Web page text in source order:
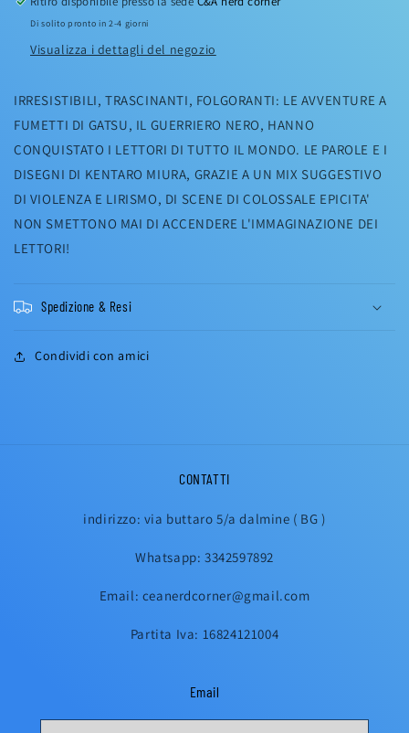
Di solito pronto in 2-4 giorni
Visualizza i dettagli del negozio
IRRESISTIBILI, TRASCINANTI, FOLGORANTI: LE AVVENTURE A
FUMETTI DI GATSU, IL GUERRIERO NERO, HANNO
CONQUISTATO I LETTORI DI TUTTO IL MONDO. LE PAROLE E I
DISEGNI DI KENTARO MIURA, GRAZIE A UN MIX SUGGESTIVO
DI VIOLENZA E LIRISMO, DI SCENE DI COLOSSALE EPICITA'
NON SMETTONO MAI DI ACCENDERE L'IMMAGINAZIONE DEI
LETTORI!
Spedizione & Resi
Condividi con amici
CONTATTI
indirizzo: via buttaro 5/a dalmine ( BG )
Whatsapp: 3342597892
Email: ceanerdcorner@gmail.com
Partita Iva: 16824121004
Email